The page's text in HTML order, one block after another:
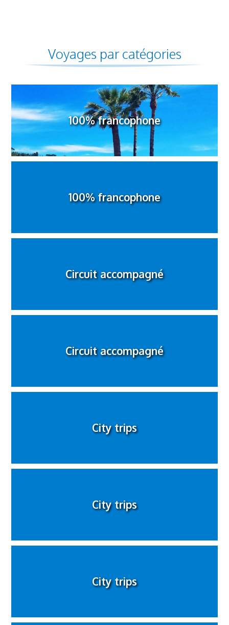
Voyages par catégories
100% francophone
100% francophone
Circuit accompagné
Circuit accompagné
City trips
City trips
City trips